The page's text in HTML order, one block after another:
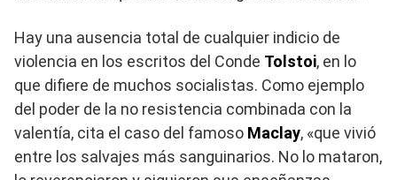
Hay una ausencia total de cualquier indicio de
violencia en los escritos del Conde Tolstoi, en lo
que difiere de muchos socialistas. Como ejemplo
del poder de la no resistencia combinada con la
valentía, cita el caso del famoso Maclay, «que vivió
entre los salvajes más sanguinarios. No lo mataron,